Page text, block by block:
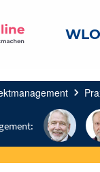
WLO
chevron_right